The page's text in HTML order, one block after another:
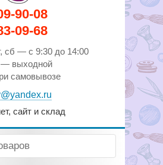
90-08
09-68
cб — с 9:30 до 14:00
— выходной
самовывозе
сайт и склад
иглы. Товары для